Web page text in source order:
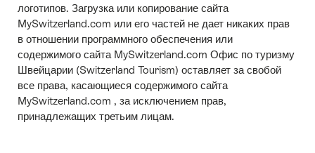
логотипов. Загрузка или копирование сайта
MySwitzerland.com или его частей не дает никаких прав
в отношении программного обеспечения или
содержимого сайта MySwitzerland.com Офис по туризму
Швейцарии (Switzerland Tourism) оставляет за свобой
все права, касающиеся содержимого сайта
MySwitzerland.com , за исключением прав,
принадлежащих третьим лицам.